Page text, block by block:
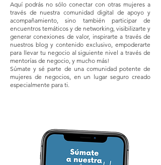
Aquí podrás no sólo conectar con otras mujeres a
través de nuestra comunidad digital de apoyo y
acompañamiento, sino también participar de
encuentros temáticos y de networking, visibilizarte y
generar conexiones de valor, inspirarte a través de
nuestros blog y contenido exclusivo, empoderarte
para llevar tu negocio al siguiente nivel a través de
mentorías de negocio, y mucho más!
Súmate y sé parte de una comunidad potente de
mujeres de negocios, en un lugar seguro creado
especialmente para ti.